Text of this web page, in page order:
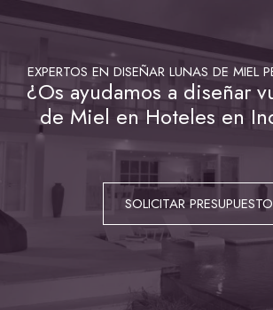
EXPERTOS EN DISEÑAR LUNAS DE MIEL
¿Os ayudamos a diseñar
de Miel en Hoteles en
SOLICITAR PRESUPUESTO